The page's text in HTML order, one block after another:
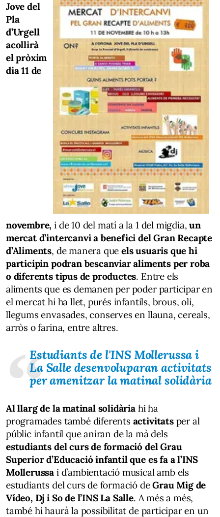
Jove del
Pla
d’Urgell
acollirà
el pròxim
dia 11 de
novembre, i de 10 del matí a la 1 del migdia,un
mercat d’intercanvi a benefici del Gran Recapte
d’Aliments, de manera queels usuaris que hi
participin podran bescanviar aliments per roba
o diferents tipus de productes. Entre els
aliments que es demanen per poder participar en
el mercat hi ha llet, purés infantils, brous, oli,
llegums envasades, conserves en llauna, cereals,
arròs o farina, entre altres.
Estudiants de l'INS Mollerussa i
La Salle desenvoluparan activitats
per amenitzar la matinal solidària
Al llarg de la matinal solidària hi ha
programades també diferents activitats per al
públic infantil que aniran de la mà dels
estudiants del curs de formació del Grau
Superior d’Educació infantil que es fa a l’INS
Mollerussa i d’ambientació musical amb els
estudiants del curs de formació deGrau Mig de
Vídeo, Dj i So de l’INS La Salle. A més a més,
també hi haurà la possibilitat de participar en un